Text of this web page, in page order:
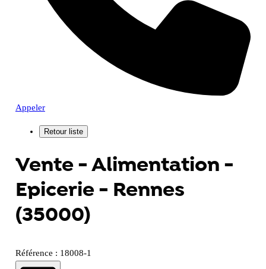
Appeler
Vente - Alimentation -
Epicerie - Rennes
(35000)
Référence : 18008-1